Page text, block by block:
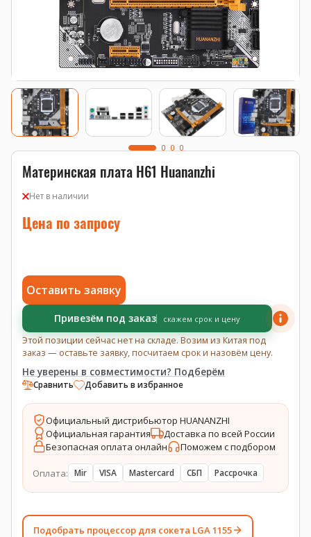
Материнская плата H61 Huananzhi
Нет в наличии
Цена по запросу
Оставить заявку
Привезём под заказ скажем срок и цену
Этой позиции сейчас нет на складе. Возим из Китая под
заказ — оставьте заявку, посчитаем срок и назовём цену.
Не уверены в совместимости? Подберём
Сравнить Добавить в избранное
Официальный дистрибьютор HUANANZHI
Официальная гарантия
Доставка по всей России
Безопасная оплата онлайн
Поможем с подбором
Оплата: Mir VISA Mastercard СБП Рассрочка
Подобрать процессор для сокета LGA 1155